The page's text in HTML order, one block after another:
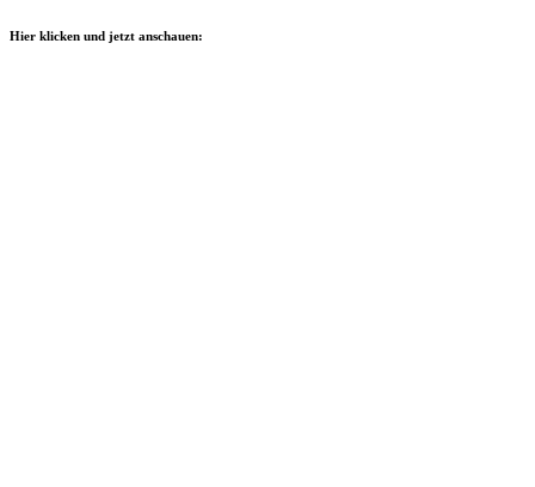
Hier klicken und jetzt anschauen: